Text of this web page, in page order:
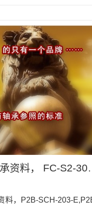
P2B-DLMAH-
料，P2B-SCH-203-